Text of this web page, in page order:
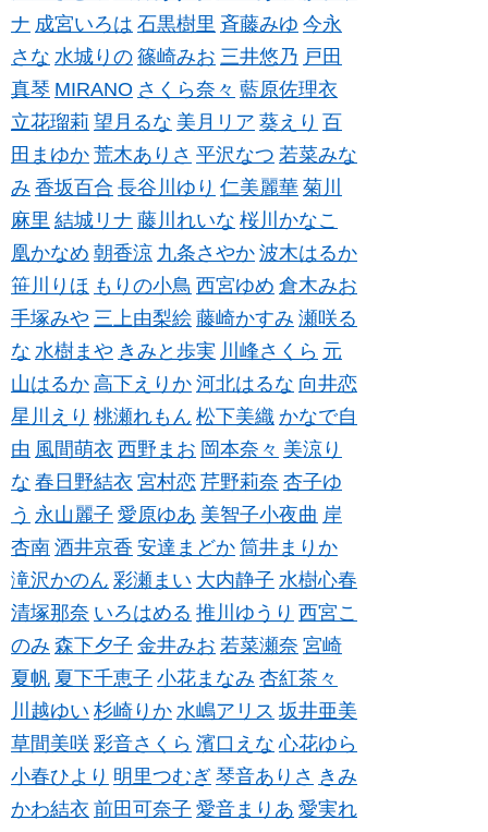
ナ 成宮いろは 石黒樹里 斉藤みゆ 今永
さな 水城りの 篠崎みお 三井悠乃 戸田
真琴 MIRANO さくら奈々 藍原佐理衣
立花瑠莉 望月るな 美月リア 葵えり 百
田まゆか 荒木ありさ 平沢なつ 若菜みな
み 香坂百合 長谷川ゆり 仁美麗華 菊川
麻里 結城リナ 藤川れいな 桜川かなこ
凰かなめ 朝香涼 九条さやか 波木はるか
笹川りほ もりの小鳥 西宮ゆめ 倉木みお
手塚みや 三上由梨絵 藤崎かすみ 瀬咲る
な 水樹まや きみと歩実 川峰さくら 元
山はるか 高下えりか 河北はるな 向井恋
星川えり 桃瀬れもん 松下美織 かなで自
由 風間萌衣 西野まお 岡本奈々 美涼り
な 春日野結衣 宮村恋 芹野莉奈 杏子ゆ
う 永山麗子 愛原ゆあ 美智子小夜曲 岸
杏南 酒井京香 安達まどか 筒井まりか
滝沢かのん 彩瀬まい 大内静子 水樹心春
清塚那奈 いろはめる 推川ゆうり 西宮こ
のみ 森下夕子 金井みお 若菜瀬奈 宮崎
夏帆 夏下千恵子 小花まなみ 杏紅茶々
川越ゆい 杉崎りか 水嶋アリス 坂井亜美
草間美咲 彩音さくら 濱口えな 心花ゆら
小春ひより 明里つむぎ 琴音ありさ きみ
かわ結衣 前田可奈子 愛音まりあ 愛実れ